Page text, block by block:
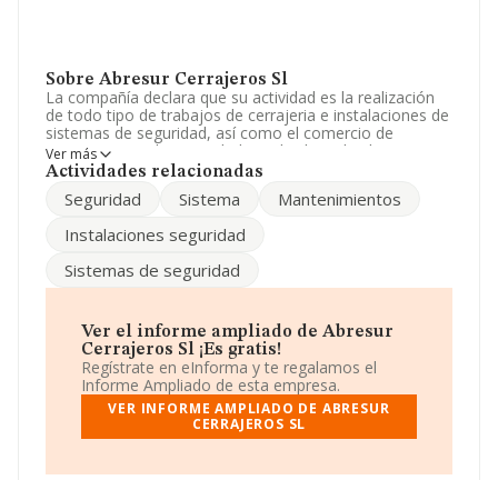
Sobre Abresur Cerrajeros Sl
La compañía declara que su actividad es la realización
de todo tipo de trabajos de cerrajeria e instalaciones de
sistemas de seguridad, así como el comercio de
componentes de seguridad y toda clase de elementos
de cerrajeria y ferretería. La sociedad está registrada
actividades de construcción especializada n.c.o.p.'. La
cuenta la información a disposición de INFORMA, ha
contado con un número de empleados inferior a la
La empresa españolaAbresur Cerrajeros S.L
B91748996, se encuentra en Calle Hacienda Edif
Metropo Loc 4 5, (41927), Mairena Del Aljarafe, en
Sevilla, Andalucía.
En base a la información de la que dispone INFORMA
facturación alcanza la cifra de 15.864 millones de euros
Ver más
Actividades relacionadas
Seguridad Sistema
Mantenimientos
Instalaciones seguridad
Sistemas de seguridad
Ver el informe ampliado de Abresur
Cerrajeros Sl ¡Es gratis!
Regístrate en eInforma y te regalamos el
Informe Ampliado de esta empresa.
VER INFORME AMPLIADO DE ABRESUR
CERRAJEROS SL